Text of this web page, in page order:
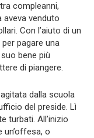
compleanni,
venduto
Con l’aiuto di un
pagare una
bene più
di piangere.
dalla scuola
del preside. Lì
turbati. All’inizio
o